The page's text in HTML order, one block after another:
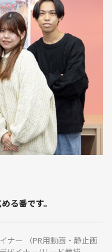
る番です。
ナー （PR用動画・静止画